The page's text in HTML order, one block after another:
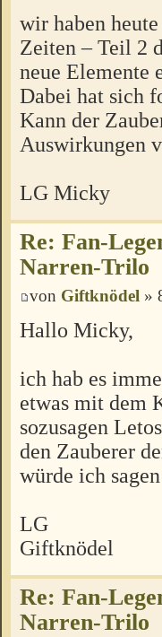
wir haben
Zeiten – Teil 2
neue Elemente
Dabei hat sich
Kann der
Auswirkungen
LG Micky
Re: Fan-
Narren-Trilo
von Giftknödel »
Hallo Micky,
ich hab es
etwas mit dem
sozusagen
den Zauberer
würde ich
LG
Giftknödel
Re: Fan-
Narren-Trilo